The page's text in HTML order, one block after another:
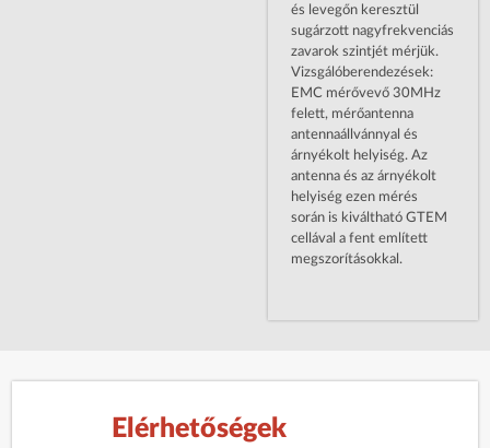
és levegőn keresztül
sugárzott nagyfrekvenciás
zavarok szintjét mérjük.
Vizsgálóberendezések:
EMC mérővevő 30MHz
felett, mérőantenna
antennaállvánnyal és
árnyékolt helyiség. Az
antenna és az árnyékolt
helyiség ezen mérés
során is kiváltható GTEM
cellával a fent említett
megszorításokkal.
Elérhetőségek